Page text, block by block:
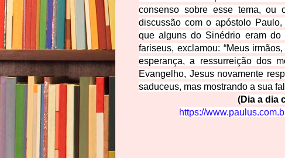
consenso sobre esse tema, ou
discussão com o apóstolo
que alguns do Sinédrio eram
fariseus, exclamou: “Meus
esperança, a ressurreição dos
Evangelho, Jesus novamente
saduceus, mas mostrando a sua
(Dia a dia
https://